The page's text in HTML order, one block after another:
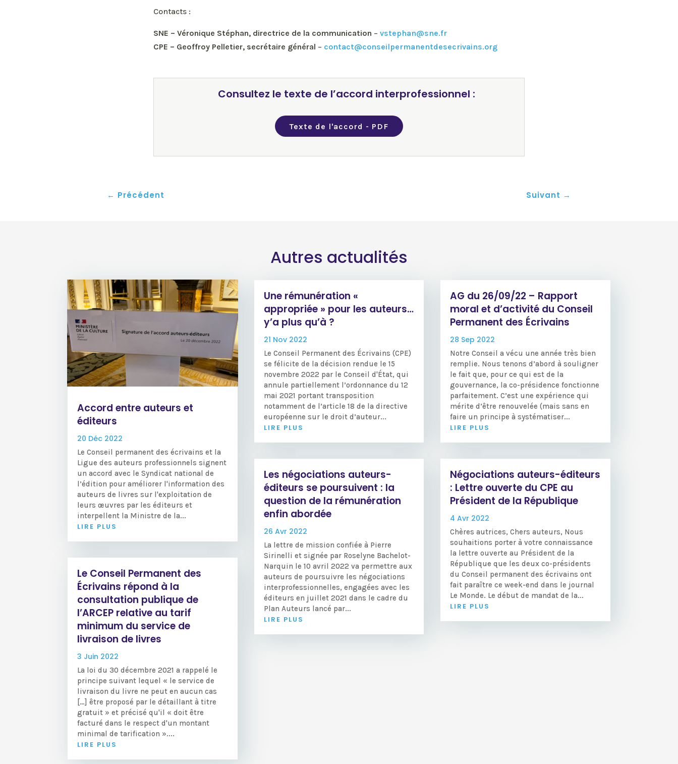
Contacts :
SNE – Véronique Stéphan, directrice de la communication – vstephan@sne.fr
CPE – Geoffroy Pelletier, secrétaire général – contact@conseilpermanentdesecrivains.org
Consultez le texte de l’accord interprofessionnel :
Texte de l'accord - PDF
← Précédent Suivant →
Autres actualités
Accord entre auteurs et
éditeurs
20 Déc 2022
Le Conseil permanent des écrivains et la
Ligue des auteurs professionnels signent
un accord avec le Syndicat national de
l’édition pour améliorer l'information des
auteurs de livres sur l'exploitation de
leurs œuvres par les éditeurs et
interpellent la Ministre de la...
LIRE PLUS
Le Conseil Permanent des
Écrivains répond à la
consultation publique de
l’ARCEP relative au tarif
minimum du service de
livraison de livres
3 Juin 2022
La loi du 30 décembre 2021 a rappelé le
principe suivant lequel « le service de
livraison du livre ne peut en aucun cas
[…] être proposé par le détaillant à titre
gratuit » et précisé qu'il « doit être
facturé dans le respect d'un montant
minimal de tarification »....
LIRE PLUS
Une rémunération «
appropriée » pour les auteurs…
y’a plus qu’à ?
21 Nov 2022
Le Conseil Permanent des Écrivains (CPE)
se félicite de la décision rendue le 15
novembre 2022 par le Conseil d'État, qui
annule partiellement l’ordonnance du 12
mai 2021 portant transposition
notamment de l’article 18 de la directive
européenne sur le droit d’auteur...
LIRE PLUS
Les négociations auteurs-
éditeurs se poursuivent : la
question de la rémunération
enfin abordée
26 Avr 2022
La lettre de mission confiée à Pierre
Sirinelli et signée par Roselyne Bachelot-
Narquin le 10 avril 2022 va permettre aux
auteurs de poursuivre les négociations
interprofessionnelles, engagées avec les
éditeurs en juillet 2021 dans le cadre du
Plan Auteurs lancé par...
LIRE PLUS
AG du 26/09/22 – Rapport
moral et d’activité du Conseil
Permanent des Écrivains
28 Sep 2022
Notre Conseil a vécu une année très bien
remplie. Nous tenons d’abord à souligner
le fait que, pour ce qui est de la
gouvernance, la co-présidence fonctionne
parfaitement. C’est une expérience qui
mérite d’être renouvelée (mais sans en
faire un principe à systématiser...
LIRE PLUS
Négociations auteurs-éditeurs
: Lettre ouverte du CPE au
Président de la République
4 Avr 2022
Chères autrices, Chers auteurs, Nous
souhaitions porter à votre connaissance
la lettre ouverte au Président de la
République que les deux co-présidents
du Conseil permanent des écrivains ont
fait paraître ce week-end dans le journal
Le Monde. Le début de mandat de la...
LIRE PLUS